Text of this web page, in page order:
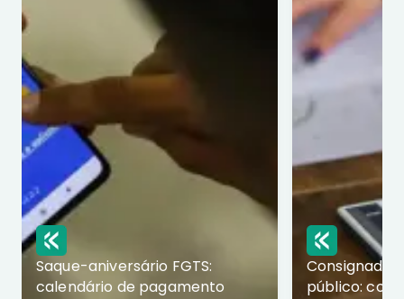
Saque-aniversário FGTS:
calendário de pagamento
Consignado
público: